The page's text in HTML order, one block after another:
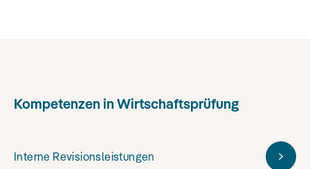
Kompetenzen in Wirtschaftsprüfung
Interne Revisionsleistungen